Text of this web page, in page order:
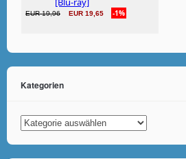
Kategorien
Kategorien